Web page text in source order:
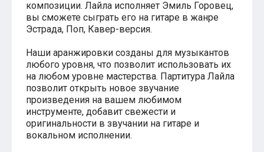
Хатико
Реквием по мечте
Пираты Карибского моря
Сумерки
Величайший шоумен
Звездные войны
Ла ла Ленд
Ромео и Джульетта (1968)
Бумер
Аладдин (2019)
Король лев (2019)
композиции. Лайла исполняет Эмиль Горовец,
вы сможете сыграть его на гитаре в жанре
Эстрада, Поп, Кавер-версия.
Наши аранжировки созданы для музыкантов
любого уровня, что позволит использовать их
на любом уровне мастерства. Партитура Лайла
позволит открыть новое звучание
произведения на вашем любимом
инструменте, добавит свежести и
оригинальности в звучании на гитаре и
вокальном исполнении.